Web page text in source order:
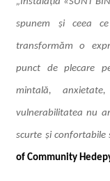
spunem și ceea
transformăm o
punct de plecare
mintală,
vulnerabilitatea nu
scurte și confortabile
of Community